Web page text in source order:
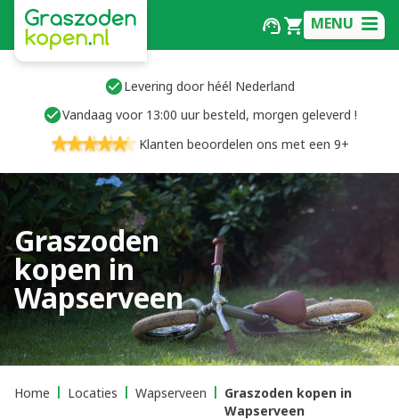
MENU
Levering door héél Nederland
Vandaag voor 13:00 uur besteld, morgen geleverd !
Klanten beoordelen ons met een 9+
Graszoden
kopen in
Wapserveen
Home Locaties Wapserveen
Graszoden kopen in
Wapserveen